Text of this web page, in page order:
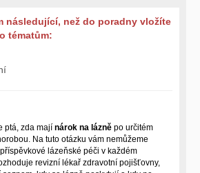
následující, než do poradny vložíte
tématům:
ptá, zda mají nárok na lázně po určitém
Na tuto otázku vám nemůžeme
lázeňské péči v každém
revizní lékař zdravotní pojišťovny,